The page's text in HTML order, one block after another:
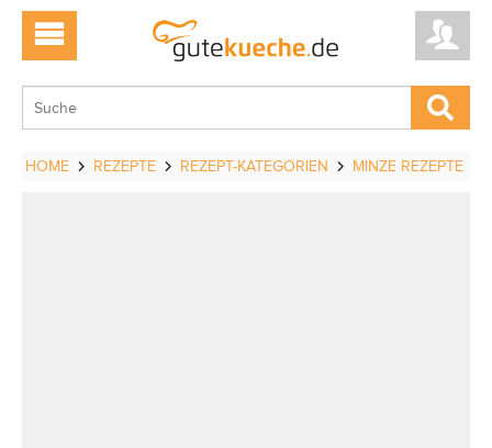
HOME REZEPTE REZEPT-KATEGORIEN MINZE REZEPTE